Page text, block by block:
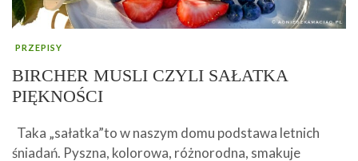
PRZEPISY
BIRCHER MUSLI CZYLI SAŁATKA
PIĘKNOŚCI
Taka „sałatka”to w naszym domu podstawa letnich
śniadań. Pyszna, kolorowa, różnorodna, smakuje